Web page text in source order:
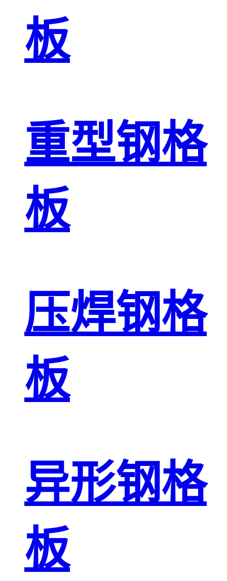
板
重型钢格
板
压焊钢格
板
异形钢格
板